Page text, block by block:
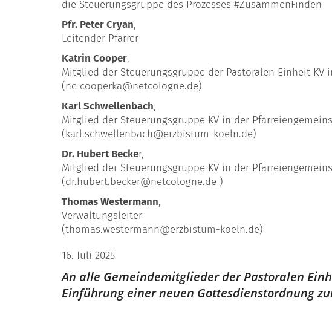
die Steuerungsgruppe des Prozesses #ZusammenFinden
Pfr. Peter Cryan,
Leitender Pfarrer
Katrin Cooper,
Mitglied der Steuerungsgruppe der Pastoralen Einheit
(nc-cooperka@netcologne.de)
Karl Schwellenbach,
Mitglied der Steuerungsgruppe KV in der
(karl.schwellenbach@erzbistum-koeln.de)
Dr. Hubert Becker,
Mitglied der Steuerungsgruppe KV in der
(dr.hubert.becker@netcologne.de )
Thomas Westermann,
Verwaltungsleiter
(thomas.westermann@erzbistum-koeln.de)
16. Juli 2025
An alle Gemeindemitglieder der Pastoralen
Einführung einer neuen Gottesdienstordnung